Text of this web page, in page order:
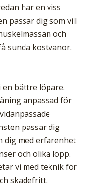
har en viss
passar dig som vill
och
sunda kostvanor.
bättre löpare.
anpassad för
passar dig
dig med erfarenhet
och olika lopp.
vi med teknik för
skadefritt.